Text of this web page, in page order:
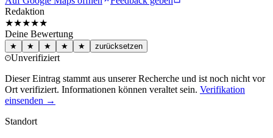
Redaktion
★★★★★
Deine Bewertung
★ ★ ★ ★ ★ zurücksetzen
Unverifiziert
Dieser Eintrag stammt aus unserer Recherche und ist noch nicht vor
Ort verifiziert. Informationen können veraltet sein. Verifikation
einsenden →
Standort